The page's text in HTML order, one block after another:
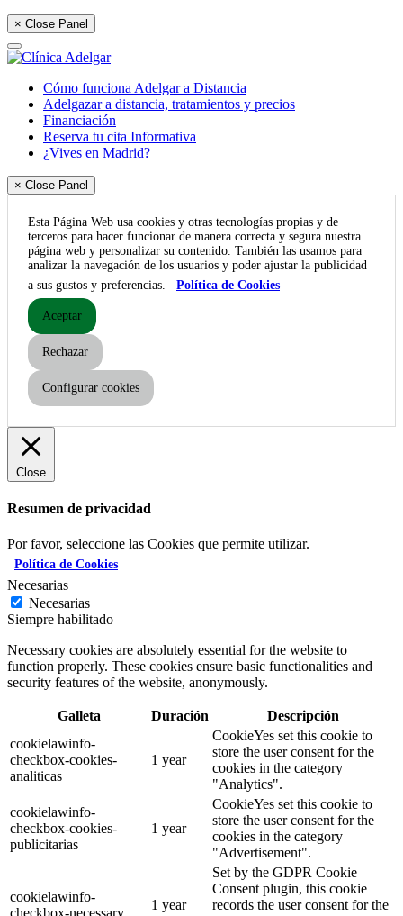
× Close Panel
Cómo funciona Adelgar a Distancia
Adelgazar a distancia, tratamientos y precios
Financiación
Reserva tu cita Informativa
¿Vives en Madrid?
× Close Panel
Esta Página Web usa cookies y otras tecnologías propias y de
terceros para hacer funcionar de manera correcta y segura nuestra
página web y personalizar su contenido. También las usamos para
analizar la navegación de los usuarios y poder ajustar la publicidad
a sus gustos y preferencias.
Política de Cookies
Aceptar
Rechazar
Configurar cookies
Close
Resumen de privacidad
Por favor, seleccione las Cookies que permite utilizar.
Política de Cookies
Necesarias
Necesarias
Siempre habilitado
Necessary cookies are absolutely essential for the website to
function properly. These cookies ensure basic functionalities and
security features of the website, anonymously.
Galleta Duración
Descripción
cookielawinfo-
checkbox-cookies-
analiticas
1 year
CookieYes set this cookie to
store the user consent for the
cookies in the category
"Analytics".
cookielawinfo-
checkbox-cookies-
publicitarias
1 year
CookieYes set this cookie to
store the user consent for the
cookies in the category
"Advertisement".
cookielawinfo-
1 year
Set by the GDPR Cookie
Consent plugin, this cookie
records the user consent for the